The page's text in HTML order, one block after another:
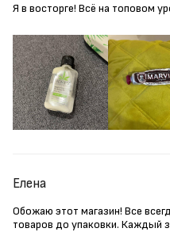
Я в восторге! Всё на топовом
Елена
Обожаю этот магазин! Все
товаров до упаковки. Каждый